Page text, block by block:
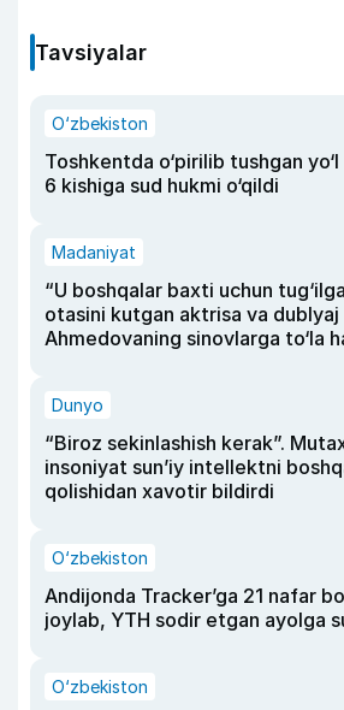
Tavsiyalar
O‘zbekiston
Toshkentda o‘pirilib tushgan
6 kishiga sud hukmi o‘qildi
Madaniyat
“U boshqalar baxti uchun
otasini kutgan aktrisa va dublyaj
Ahmedovaning sinovlarga to‘la
Dunyo
“Biroz sekinlashish kerak”.
insoniyat sun’iy intellektni
qolishidan xavotir bildirdi
O‘zbekiston
Andijonda Tracker’ga 21 nafar
joylab, YTH sodir etgan ayolga
O‘zbekiston